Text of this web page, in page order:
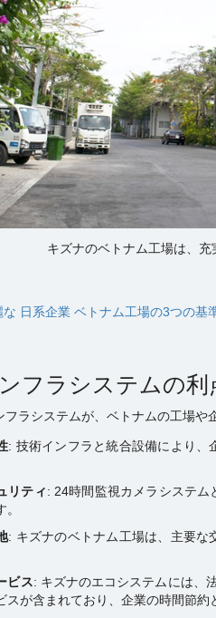
キズナのベトナム工場は、充
な 日系企業 ベトナム工場の3つの基
フラシステムの利
フラシステムが、ベトナムの工場や
: 技術インフラと統合設備により
リティ: 24時間監視カメラシステ
: キズナのベトナム工場は、主要な
ビス: キズナのエコシステムには、
スが含まれており、企業の時間節約